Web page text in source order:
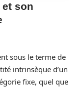
son
sous le terme de
intrinsèque d’un
fixe, quel que